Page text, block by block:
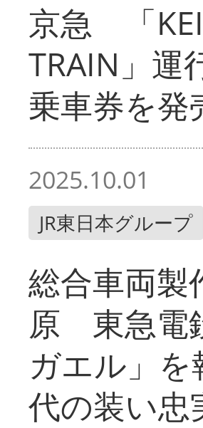
京急 「
TRAIN」
乗車券を発
2025.10.01
JR東日本グループ
総合車両
原 東急電
ガエル」
代の装い忠